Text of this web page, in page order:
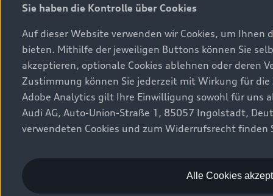
Sie haben die Kontrolle über Cookies
Auf dieser Website verwenden wir Cookies, um
bieten. Mithilfe der jeweiligen Buttons können Sie
akzeptieren, optionale Cookies ablehnen oder deren
Zustimmung können Sie jederzeit mit Wirkung für
Adobe Analytics gilt Ihre Einwilligung sowohl für uns
Audi AG, Auto-Union-Straße 1, 85057 Ingolstadt,
verwendeten Cookies und zum Widerrufsrecht finden
Alle Cookies